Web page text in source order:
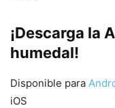
¡Descarga la
humedal!
Disponible para
iOS